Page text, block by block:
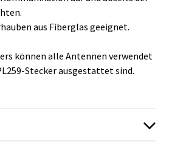
aus Fiberglas geeignet.
können alle Antennen verwendet
Stecker ausgestattet sind.